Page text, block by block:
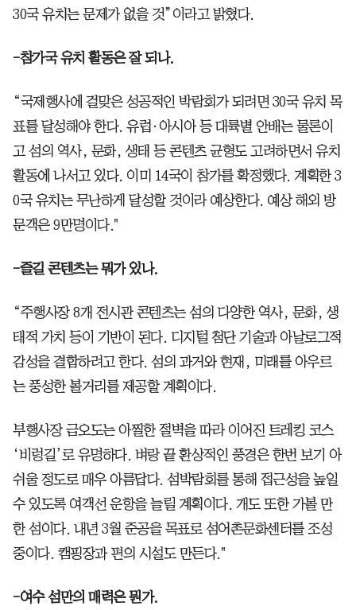
30국 유치는 문제가 없을 것”이라고 밝혔다.
-참가국 유치 활동은 잘 되나.
“국제행사에 걸맞은 성공적인 박람회가 되려면 30국 유치 목
표를 달성해야 한다. 유럽·아시아 등 대륙별 안배는 물론이
고 섬의 역사, 문화, 생태 등 콘텐츠 균형도 고려하면서 유치
활동에 나서고 있다. 이미 14국이 참가를 확정했다. 계획한 3
0국 유치는 무난하게 달성할 것이라 예상한다. 예상 해외 방
문객은 9만명이다."
-즐길 콘텐츠는 뭐가 있나.
“주행사장 8개 전시관 콘텐츠는 섬의 다양한 역사, 문화, 생
태적 가치 등이 기반이 된다. 디지털 첨단 기술과 아날로그적
감성을 결합하려고 한다. 섬의 과거와 현재, 미래를 아우르
는 풍성한 볼거리를 제공할 계획이다.
부행사장 금오도는 아찔한 절벽을 따라 이어진 트레킹 코스
‘비렁길’로 유명하다. 벼랑 끝 환상적인 풍경은 한번 보기 아
쉬울 정도로 매우 아름답다. 섬박람회를 통해 접근성을 높일
수 있도록 여객선 운항을 늘릴 계획이다. 개도 또한 가볼 만
한 섬이다. 내년 3월 준공을 목표로 섬어촌문화센터를 조성
중이다. 캠핑장과 편의 시설도 만든다."
-여수 섬만의 매력은 뭔가.